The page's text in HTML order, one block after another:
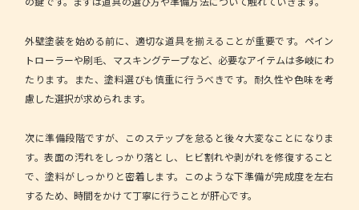
外壁塗装を始める前に、適切な道具を揃えることが重要です。ペイン
トローラーや刷毛、マスキングテープなど、必要なアイテムは多岐にわ
たります。また、塗料選びも慎重に行うべきです。 耐久性や色味を考
慮した選択が求められます。
次に準備段階ですが、このステップを怠ると後々大変なことになりま
す。表面の汚れをしっかり落とし、ヒビ割れや剥がれを修復すること
で、塗料がしっかりと密着します。このような下準備が完成度を左右
するため、時間をかけて丁寧に行うことが肝心です。